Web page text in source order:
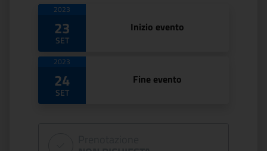
Date di apertura
2023
23
SET
Inizio evento
2023
24
SET
Fine evento